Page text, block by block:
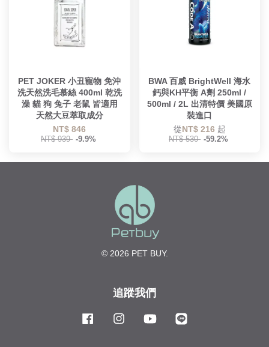
PET JOKER 小丑寵物 免沖
洗天然洗毛慕絲 400ml 乾洗
澡 貓 狗 兔子 老鼠 皆適用
天然大豆萃取成分
NT$ 846
NT$ 939 -9.9%
BWA 百威 BrightWell 海水
鈣與KH平衡 A劑 250ml /
500ml / 2L 出清特價 美國原
裝進口
從NT$ 216 起
NT$ 530 -59.2%
© 2026 PET BUY.
追蹤我們
Facebook Instagram YouTube